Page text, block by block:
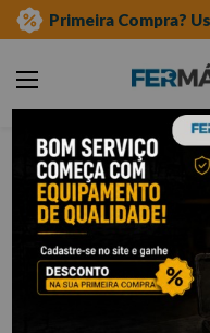
Primeira Compra?
estrela aberta